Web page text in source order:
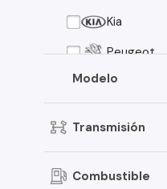
Kia
Peugeot
Mazda
Dodge
Modelo
Transmisión
Combustible